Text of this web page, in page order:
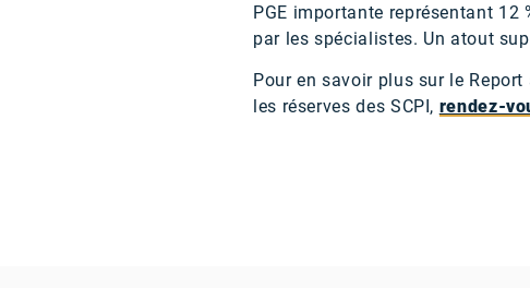
PGE importante représentant 12
par les spécialistes. Un atout
Pour en savoir plus sur le Report
les réserves des SCPI, rendez-